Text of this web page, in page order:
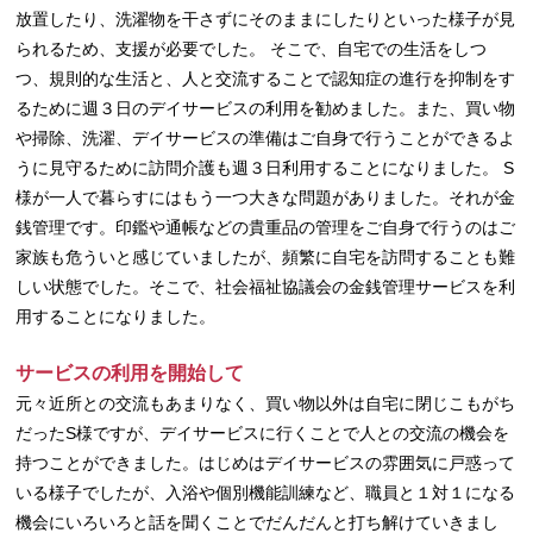
放置したり、洗濯物を干さずにそのままにしたりといった様子が見
られるため、支援が必要でした。 そこで、自宅での生活をしつ
つ、規則的な生活と、人と交流することで認知症の進行を抑制をす
るために週３日のデイサービスの利用を勧めました。また、買い物
や掃除、洗濯、デイサービスの準備はご自身で行うことができるよ
うに見守るために訪問介護も週３日利用することになりました。 S
様が一人で暮らすにはもう一つ大きな問題がありました。それが金
銭管理です。印鑑や通帳などの貴重品の管理をご自身で行うのはご
家族も危ういと感じていましたが、頻繁に自宅を訪問することも難
しい状態でした。そこで、社会福祉協議会の金銭管理サービスを利
用することになりました。
サービスの利用を開始して
元々近所との交流もあまりなく、買い物以外は自宅に閉じこもがち
だったS様ですが、デイサービスに行くことで人との交流の機会を
持つことができました。はじめはデイサービスの雰囲気に戸惑って
いる様子でしたが、入浴や個別機能訓練など、職員と１対１になる
機会にいろいろと話を聞くことでだんだんと打ち解けていきまし